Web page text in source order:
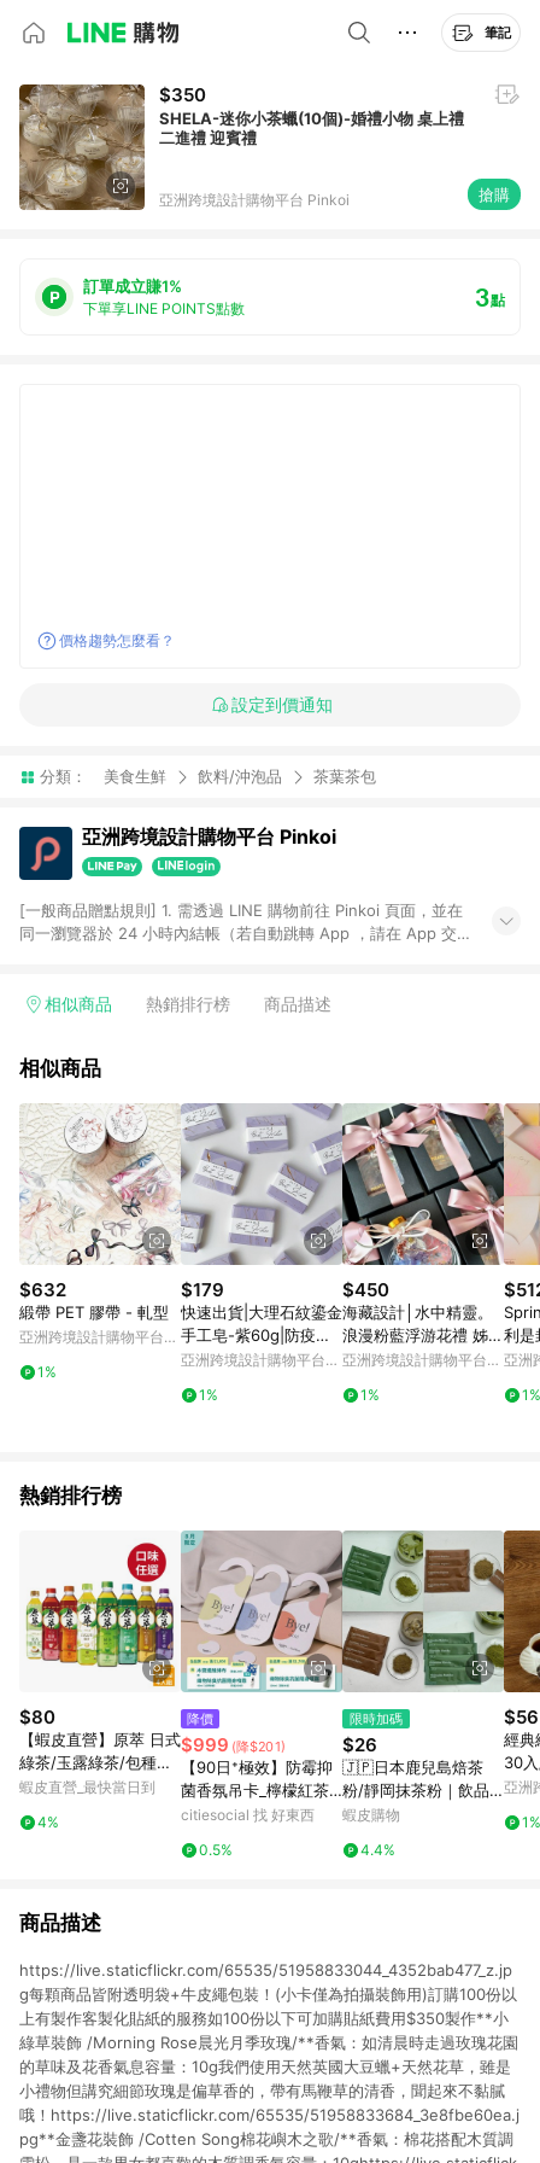
筆記
$350
SHELA-迷你小茶蠟(10個)-婚禮小物 桌上禮
二進禮 迎賓禮
亞洲跨境設計購物平台 Pinkoi 搶購
訂單成立賺1%
下單享LINE POINTS點數 3點
價格趨勢怎麼看？
設定到價通知
分類： 美食生鮮 飲料/沖泡品 茶葉茶包
亞洲跨境設計購物平台 Pinkoi
[一般商品贈點規則] 1. 需透過 LINE 購物前往 Pinkoi 頁面，並在
同一瀏覽器於 24 小時內結帳（若自動跳轉 App ，請在 App 交
回饋訂單不得享有 Pinkoi 站方優惠，例如首購優惠，P coins，
行為，不具贈點資格，部分退款不在此限。 6. APP 請更新至
貨後 45 天後發送。 8. 群眾募資商品，禮物卡，開館保證金，補
運費，攤位費等不具贈點資格。 9. LINE 購物站上之商品規格、
顏色、價位、贈品如與 Pinkoi 商品資訊頁及購物車不符，以
Pinkoi 購物商品資訊頁及購物車標示為準。 10. 點數紅包使用規
則請以點數紅包活動說明為準。 11. 若於 LINE 購物前往 Pinkoi
頁面後才首次下載 Pinkoi APP 並完成訂單，不符合導購資格；承
上，首次下載 Pinkoi APP 後，需透過 LINE 購物前往 Pinkoi 頁
面，方享導購資格。
相似商品 熱銷排行榜 商品描述
相似商品
$632
緞帶 PET 膠帶 - 軋型
亞洲跨境設計購物平台
1%
$179
快速出貨|大理石紋鎏金
手工皂-紫60g|防疫實
用婚禮小物企業贈品
亞洲跨境設計購物平台
1%
$450
海藏設計│水中精靈。
浪漫粉藍浮游花禮 姊妹
禮 交換禮物 聖誕禮
亞洲跨境設計購物平台
1%
利
亞洲
1%
熱銷排行榜
$80
【蝦皮直營】原萃 日式
綠茶/玉露綠茶/包種烏
龍/鐵觀音/日式焙茶/玄
蝦皮直營_最快當日到
4%
降價
$999 (降$201)
【90日⁺極效】防霉抑
菌香氛吊卡_檸檬紅茶_
單包組（共3片）
citiesocial 找 好東西
0.5%
限時加碼
$26
🇯🇵日本鹿兒島焙茶
粉/靜岡抹茶粉｜飲品
專用規格 無糖茶粉 隨
焙茶 即沖粉 無添加
蝦皮購物
4.4%
經典
30
亞洲
1%
商品描述
https://live.staticflickr.com/65535/51958833044_4352bab477_z.jp
g每顆商品皆附透明袋+牛皮繩包裝！(小卡僅為拍攝裝飾用)訂購100份以
上有製作客製化貼紙的服務如100份以下可加購貼紙費用$350製作**小
綠草裝飾 /Morning Rose晨光月季玫瑰/**香氣：如清晨時走過玫瑰花園
的草味及花香氣息容量：10g我們使用天然英國大豆蠟+天然花草，雖是
小禮物但講究細節玫瑰是偏草香的，帶有馬鞭草的清香，聞起來不黏膩
哦！https://live.staticflickr.com/65535/51958833684_3e8fbe60ea.j
pg**金盞花裝飾 /Cotten Song棉花嶼木之歌/**香氣：棉花搭配木質調